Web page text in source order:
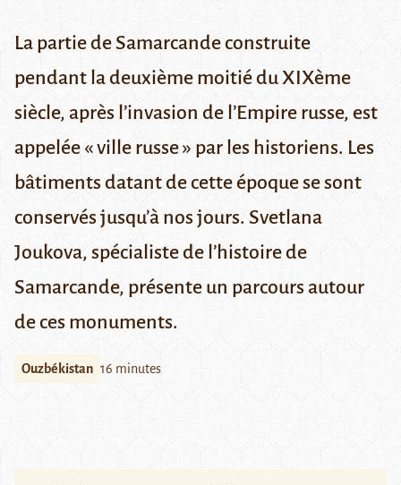
La partie de Samarcande construite
pendant la deuxième moitié du XIXème
siècle, après l’invasion de l’Empire russe, est
appelée « ville russe » par les historiens. Les
bâtiments datant de cette époque se sont
conservés jusqu’à nos jours. Svetlana
Joukova, spécialiste de l’histoire de
Samarcande, présente un parcours autour
de ces monuments.
Ouzbékistan 16 minutes